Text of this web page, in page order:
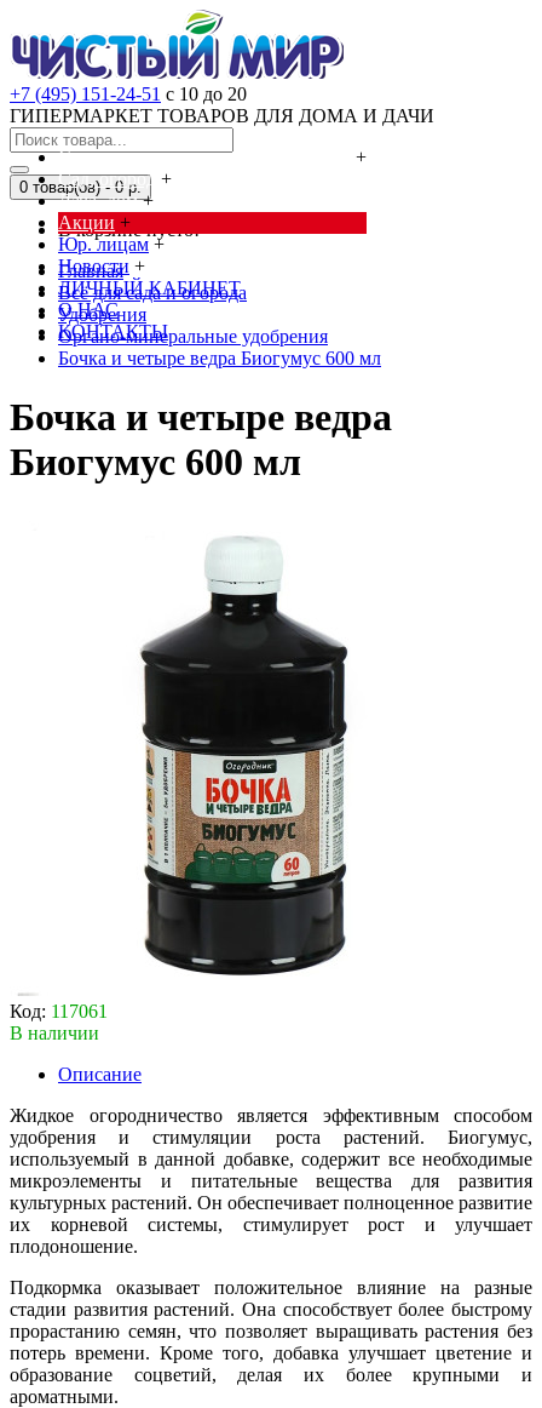
+7 (495) 151-24-51 с 10 до 20
ГИПЕРМАРКЕТ ТОВАРОВ ДЛЯ ДОМА И ДАЧИ
Cредства от насекомых и грызунов
+
Сад, огород +
Дача, дом +
Акции +
Юр. лицам +
Новости +
ЛИЧНЫЙ КАБИНЕТ
О НАС
КОНТАКТЫ
0 товар(ов) - 0 р.
В корзине пусто!
Главная
Всё для сада и огорода
Удобрения
Органо-минеральные удобрения
Бочка и четыре ведра Биогумус 600 мл
Бочка и четыре ведра
Биогумус 600 мл
Код: 117061
В наличии
Описание
Жидкое огородничество является эффективным способом
удобрения и стимуляции роста растений. Биогумус,
используемый в данной добавке, содержит все необходимые
микроэлементы и питательные вещества для развития
культурных растений. Он обеспечивает полноценное развитие
их корневой системы, стимулирует рост и улучшает
плодоношение.
Подкормка оказывает положительное влияние на разные
стадии развития растений. Она способствует более быстрому
прорастанию семян, что позволяет выращивать растения без
потерь времени. Кроме того, добавка улучшает цветение и
образование соцветий, делая их более крупными и
ароматными.